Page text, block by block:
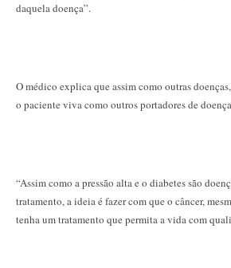
daquela doença”.
O médico explica que assim como outras
o paciente viva como outros portadores de
“Assim como a pressão alta e o diabetes são
tratamento, a ideia é fazer com que o câncer,
tenha um tratamento que permita a vida com